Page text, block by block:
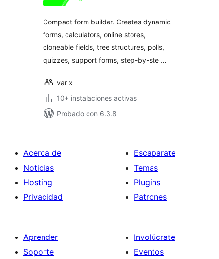
Compact form builder. Creates dynamic
forms, calculators, online stores,
cloneable fields, tree structures, polls,
quizzes, support forms, step-by-ste …
var x
10+ instalaciones activas
Probado con 6.3.8
Acerca de
Noticias
Hosting
Privacidad
Escaparate
Temas
Plugins
Patrones
Aprender
Soporte
Involúcrate
Eventos